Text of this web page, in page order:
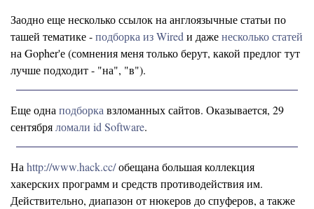
Заодно еще несколько ссылок на англоязычные статьи по
ташей тематике -подборка из Wiredи даженесколько статей
на Gopher'е (сомнения меня только берут, какой предлог тут
лучше подходит - "на", "в").
Еще однаподборкавзломанных сайтов. Оказывается, 29
сентябряломали id Software.
Наhttp://www.hack.cc/обещана большая коллекция
хакерских программ и средств противодействия им.
Действительно, диапазон от нюкеров до спуферов, а также